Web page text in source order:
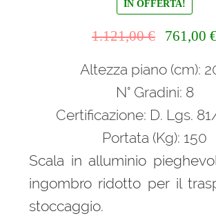
IN OFFERTA!
1.121,00€
originale
1.121,00 €.
761,00
Altezza piano (cm):
N° Gradini: 8
Certificazione: D. Lgs.
Portata (Kg): 150
Scala in alluminio
ingombro ridotto per il
stoccaggio.